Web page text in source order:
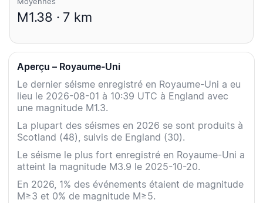
M1.38 · 7 km
Aperçu – Royaume-Uni
Le dernier séisme enregistré en Royaume-Uni a eu
lieu le 2026-08-01 à 10:39 UTC à England avec
une magnitude M1.3.
La plupart des séismes en 2026 se sont produits à
Scotland (48), suivis de England (30).
Le séisme le plus fort enregistré en Royaume-Uni a
atteint la magnitude M3.9 le 2025-10-20.
En 2026, 1% des événements étaient de magnitude
M≥3 et 0% de magnitude M≥5.